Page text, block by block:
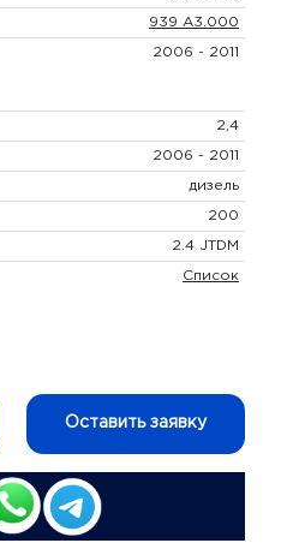
939 A3.000
2006 - 2011
2,4
2006 - 2011
дизель
200
2.4 JTDM
Список
Оставить заявку